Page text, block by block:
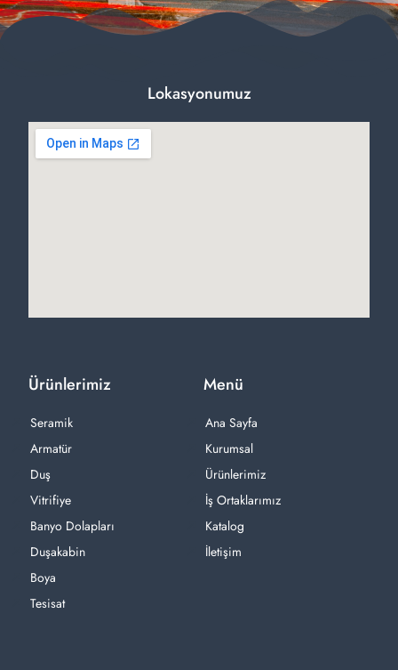
Menü
Ana Sayfa
Kurumsal
Ürünlerimiz
İş Ortaklarımız
Katalog
İletişim
Ürünlerimiz
Seramik
Armatür
Duş
Vitrifiye
Banyo Dolapları
Duşakabin
Boya
Tesisat
Lokasyonumuz